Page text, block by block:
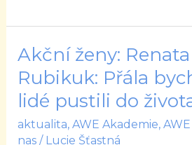
Akční ženy:
Rubikuk: Přála
lidé pustili do
aktualita, AWE Akademie,
nas/ Lucie Šťastná
Akční
ženy:
Renata
Ťupová
a